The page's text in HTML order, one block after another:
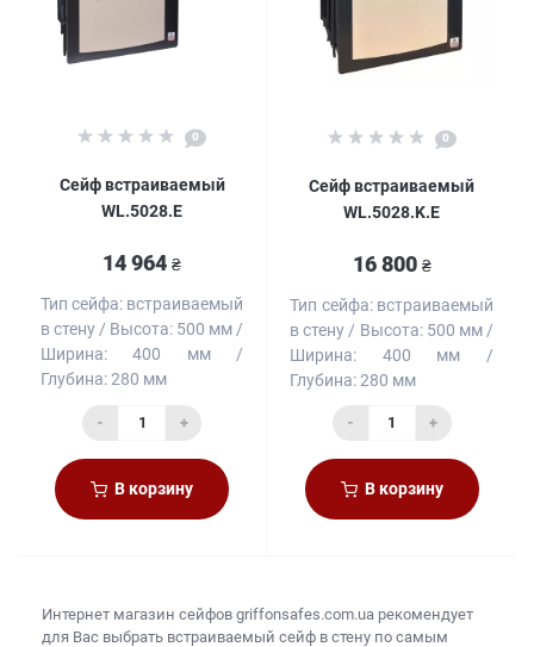
0
Сейф встраиваемый
WL.5028.E
14 964 ₴
Тип сейфа: встраиваемый
в стену
Высота: 500 мм
Ширина:
400 мм
Глубина:280 мм
- +
В корзину
0
Сейф встраиваемый
WL.5028.K.E
16 800 ₴
Тип сейфа: встраиваемый
в стену
Высота: 500 мм
Ширина:
400 мм
Глубина:280 мм
- +
В корзину
Интернет магазин сейфов griffonsafes.com.ua рекомендует
для Вас выбрать встраиваемый сейф в стену по самым